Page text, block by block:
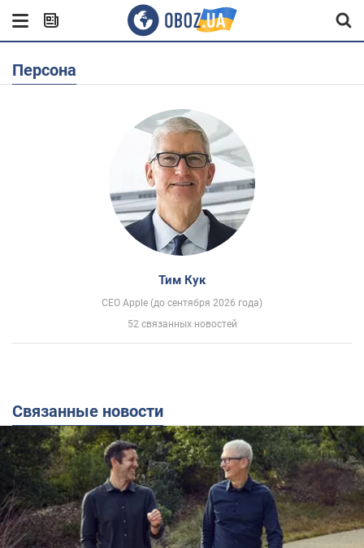
Персона
Тим Кук
CEO Apple (до сентября 2026 года)
52 связанных новостей
Связанные новости